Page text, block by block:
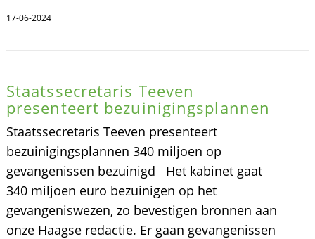
17-06-2024
Staatssecretaris Teeven
presenteert bezuinigingsplannen
Staatssecretaris Teeven presenteert
bezuinigingsplannen 340 miljoen op
gevangenissen bezuinigd Het kabinet gaat
340 miljoen euro bezuinigen op het
gevangeniswezen, zo bevestigen bronnen aan
onze Haagse redactie. Er gaan gevangenissen